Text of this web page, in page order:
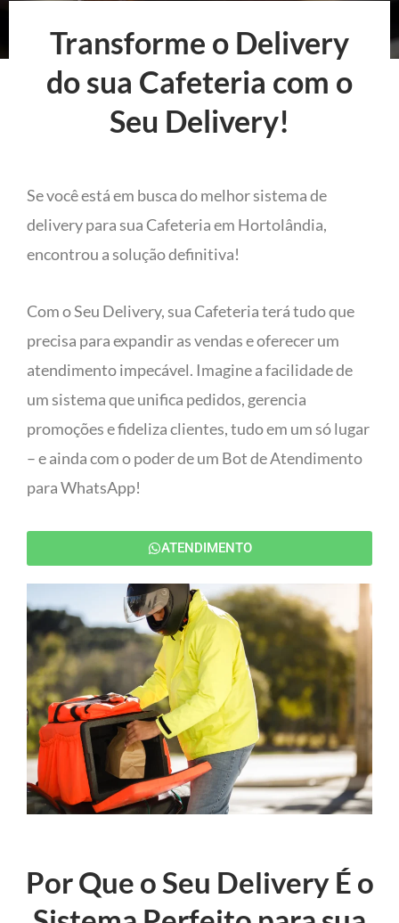
Transforme o Delivery
do sua Cafeteria com o
Seu Delivery!
Se você está em busca do melhor sistema de
delivery para sua Cafeteria em Hortolândia,
encontrou a solução definitiva!
Com o Seu Delivery, sua Cafeteria terá tudo que
precisa para expandir as vendas e oferecer um
atendimento impecável. Imagine a facilidade de
um sistema que unifica pedidos, gerencia
promoções e fideliza clientes, tudo em um só lugar
– e ainda com o poder de um Bot de Atendimento
para WhatsApp!
ATENDIMENTO
Por Que o Seu Delivery É o